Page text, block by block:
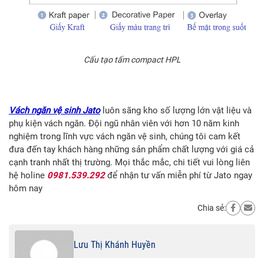
Cấu tạo tấm compact HPL
Vách ngăn vệ sinh Jatoluôn sãng kho số lượng lớn vật liệu và
phụ kiện vách ngăn. Đội ngũ nhân viên với hơn 10 năm kinh
nghiệm trong lĩnh vực vách ngăn vệ sinh, chúng tôi cam kết
đưa đến tay khách hàng những sản phẩm chất lượng với giá cả
cạnh tranh nhất thị trường. Mọi thắc mắc, chi tiết vui lòng liên
hệ holine 0981.539.292 để nhận tư vấn miễn phí từ Jato ngay
hôm nay
Chia sẻ:
Lưu Thị Khánh Huyền